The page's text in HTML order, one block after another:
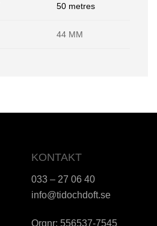
50 metres
44 MM
KONTAKT
033 – 27 06 40
info@tidochdoft.se
Orgnr: 556537-7545